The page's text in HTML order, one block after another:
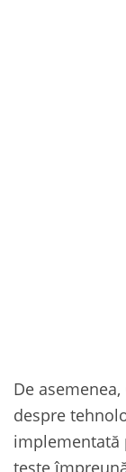
De
despre
implementată
teste